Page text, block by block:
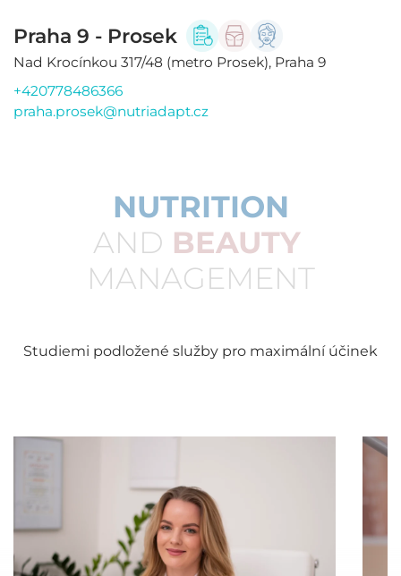
Praha 9 - Prosek
Nad Krocínkou 317/48 (metro Prosek), Praha 9
+420778486366
praha.prosek@nutriadapt.cz
NUTRITION
AND BEAUTY
MANAGEMENT
Studiemi podložené služby pro maximální účinek